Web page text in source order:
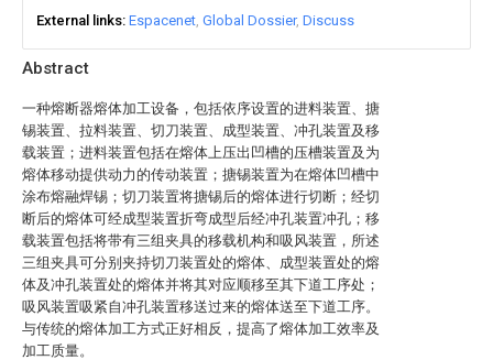
Abstract
一种熔断器熔体加工设备，包括依序设置的进料装置、搪
锡装置、拉料装置、切刀装置、成型装置、冲孔装置及移
载装置；进料装置包括在熔体上压出凹槽的压槽装置及为
熔体移动提供动力的传动装置；搪锡装置为在熔体凹槽中
涂布熔融焊锡；切刀装置将搪锡后的熔体进行切断；经切
断后的熔体可经成型装置折弯成型后经冲孔装置冲孔；移
载装置包括将带有三组夹具的移载机构和吸风装置，所述
三组夹具可分别夹持切刀装置处的熔体、成型装置处的熔
体及冲孔装置处的熔体并将其对应顺移至其下道工序处；
吸风装置吸紧自冲孔装置移送过来的熔体送至下道工序。
与传统的熔体加工方式正好相反，提高了熔体加工效率及
加工质量。
External links Espacenet Global Dossier Discuss